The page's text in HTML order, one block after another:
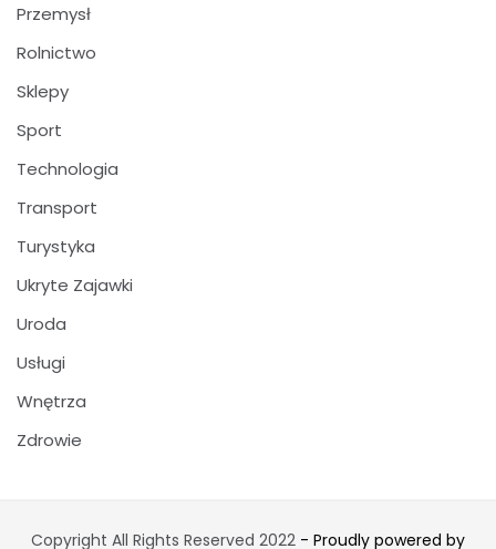
Przemysł
Rolnictwo
Sklepy
Sport
Technologia
Transport
Turystyka
Ukryte Zajawki
Uroda
Usługi
Wnętrza
Zdrowie
Copyright All Rights Reserved 2022 - Proudly powered by